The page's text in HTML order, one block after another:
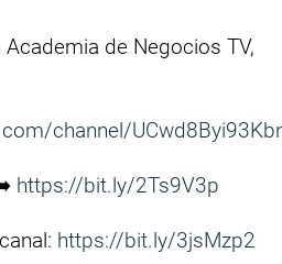
de Negocios TV,
channel/
https://bit.ly/2Ts9V3p
https://bit.ly/3jsMzp2